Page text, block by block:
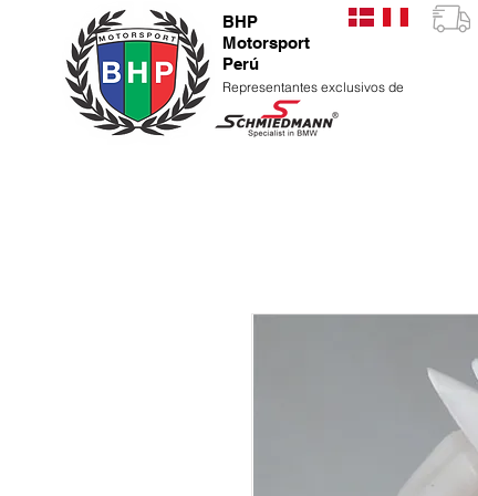
BHP
Motorsport
Perú
Representantes exclusivos de